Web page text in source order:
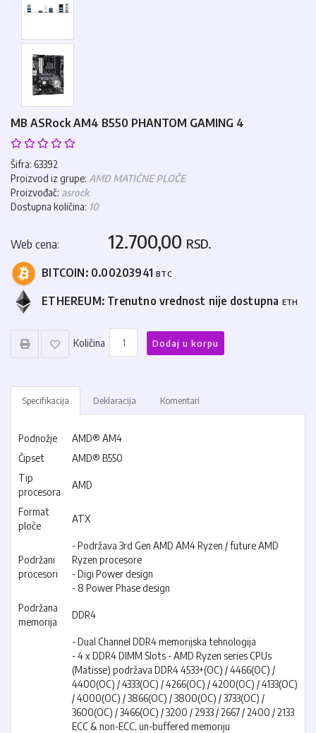
MB ASRock AM4 B550 PHANTOM GAMING 4
Šifra: 63392
Proizvod iz grupe: AMD MATIČNE PLOČE
Proizvođač: asrock
Dostupna količina: 10
Web cena: 12.700,00 RSD.
BITCOIN: 0.00203941BTC
ETHEREUM: Trenutno vrednost nije dostupna ETH
Količina Dodaj u korpu
Specifikacija Deklaracija Komentari
Podnožje
AMD® AM4
Čipset
AMD® B550
Tip
procesora
AMD
Format
ploče
ATX
Podržani
procesori
- Podržava 3rd Gen AMD AM4 Ryzen / future AMD
Ryzen procesore
- Digi Power design
- 8 Power Phase design
Podržana
memorija
DDR4
- Dual Channel DDR4 memorijska tehnologija
- 4 x DDR4 DIMM Slots - AMD Ryzen series CPUs
(Matisse) podržava DDR4 4533+(OC) / 4466(OC) /
4400(OC) / 4333(OC) / 4266(OC) / 4200(OC) / 4133(OC)
/ 4000(OC) / 3866(OC) / 3800(OC) / 3733(OC) /
3600(OC) / 3466(OC) / 3200 / 2933 / 2667 / 2400 / 2133
ECC & non-ECC, un-buffered memoriju